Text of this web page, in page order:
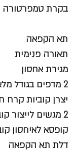
בקרת טמפרטורה
תא הקפאה
תאורה פנימית
מגירת אחסון
2 מדפים בגודל מלא
יצרן קוביות קרח
2 מגשים לייצור קוביות קרח
קופסא לאיחסון
דלת תא הקפאה